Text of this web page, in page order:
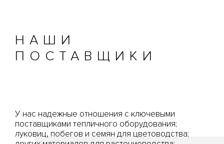
НАШИ
ПОСТАВЩИКИ
У нас надежные отношения с ключевыми
поставщиками тепличного оборудования;
луковиц, побегов и семян для цветоводства;